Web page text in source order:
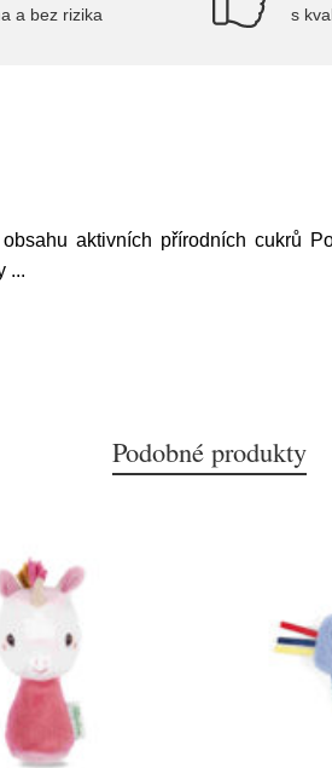
a bez rizika s
aktivních přírodních cukrů
...
Podobné produkty